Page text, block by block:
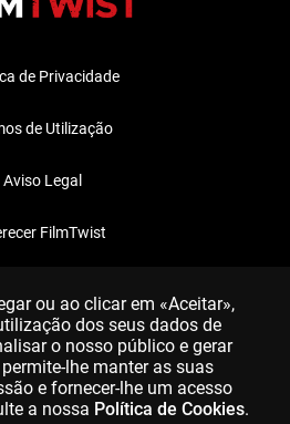
de Privacidade
de Utilização
Aviso Legal
FilmTwist
ou ao clicar em «Aceitar»,
dos seus dados de
o nosso público e gerar
lhe manter as suas
e fornecer-lhe um acesso
a nossa Política de Cookies.